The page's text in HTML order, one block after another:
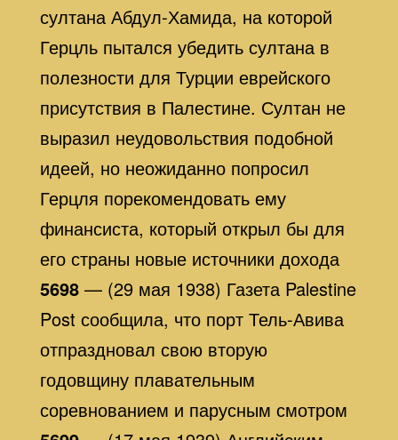
султана Абдул-Хамида, на которой
Герцль пытался убедить султана в
полезности для Турции еврейского
присутствия в Палестине. Султан не
выразил неудовольствия подобной
идеей, но неожиданно попросил
Герцля порекомендовать ему
финансиста, который открыл бы для
его страны новые источники дохода
5698— (29 мая 1938) Газета Palestine
Post сообщила, что порт Тель-Авива
отпраздновал свою вторую
годовщину плавательным
соревнованием и парусным смотром